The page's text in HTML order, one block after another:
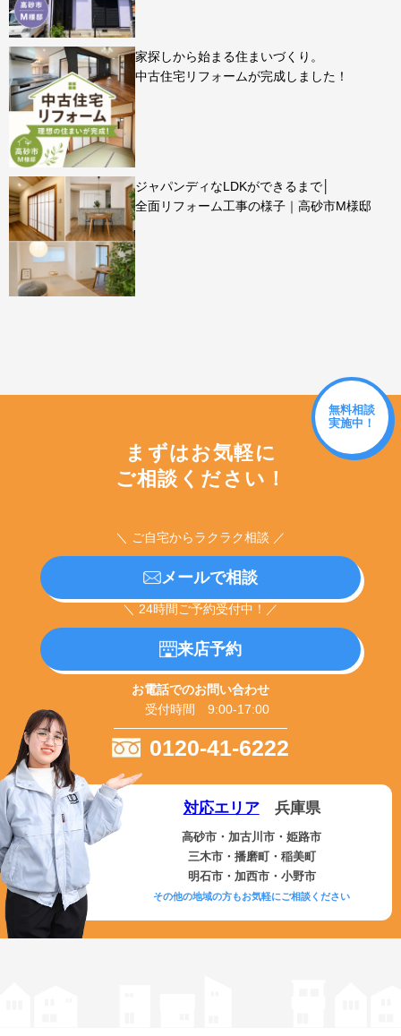
家探しから始まる住まいづくり。
中古住宅リフォームが完成しました！
ジャパンディなLDKができるまで│
全面リフォーム工事の様子｜高砂市M様邸
無料相談
実施中！
まずはお気軽に
ご相談ください！
＼ ご自宅からラクラク相談 ／
メールで相談
＼ 24時間ご予約受付中！／
来店予約
お電話でのお問い合わせ
受付時間 9:00-17:00
0120-41-6222
対応エリア兵庫県
高砂市・加古川市・姫路市
三木市・播磨町・稲美町
明石市・加西市・小野市
その他の地域の方もお気軽にご相談ください